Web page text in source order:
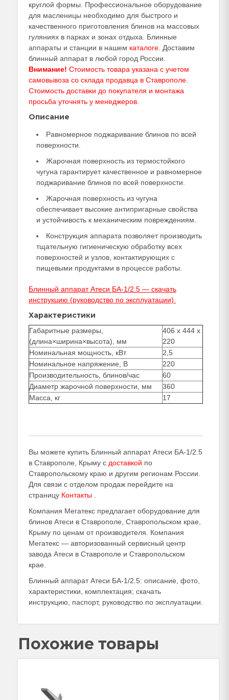
круглой формы. Профессиональное оборудование
для масленицы необходимо для быстрого и
качественного приготовления блинов на массовых
гуляниях в парках и зонах отдыха. Блинные
аппараты и станции в нашем каталоге . Доставим
блинный аппарат в любой город России.
Внимание! Стоимость товара указана с учетом
самовывоза со склада продавца в Ставрополе.
Стоимость доставки до покупателя и монтажа
просьба уточнять у менеджеров
Описание
Равномерное поджаривание блинов по всей
поверхности.
Жарочная поверхность из термостойкого
чугуна гарантирует качественное и равномерное
поджаривание блинов по всей поверхности.
Жарочная поверхность из чугуна
обеспечивает высокие антипригарные свойства
и устойчивость к механическим повреждениям.
Конструкция аппарата позволяет производить
тщательную гигиеническую обработку всех
поверхностей и узлов, контактирующих с
пищевыми продуктами в процессе работы.
Блинный аппарат Атеси БА-1/2.5 — скачать
инструкцию (руководство по эксплуатации)
Характеристики
Габаритные размеры,
(длина×ширина×высота), мм
406 х 444 х
220
Номинальная мощность, кВт
2,5
Номинальное напряжение, В
220
Производительность, блинов/час
60
Диаметр жарочной поверхности, мм
360
Масса, кг
17
Вы можете купить Блинный аппарат Атеси БА-1/2.5
в Ставрополе, Крыму с доставкой по
Ставропольскому краю и другим регионам России.
Для связи с отделом продаж перейдите на
страницу Контакты
Компания Мегатекс предлагает оборудование для
блинов Атеси в Ставрополе, Ставропольском крае,
Крыму по ценам от производителя. Компания
Мегатекс — авторизованный сервисный центр
завода Атеси в Ставрополе и Ставропольском
крае.
Блинный аппарат Атеси БА-1/2.5: описание, фото,
характеристики, комплектация; скачать
инструкцию, паспорт, руководство по эксплуатации.
Похожие товары